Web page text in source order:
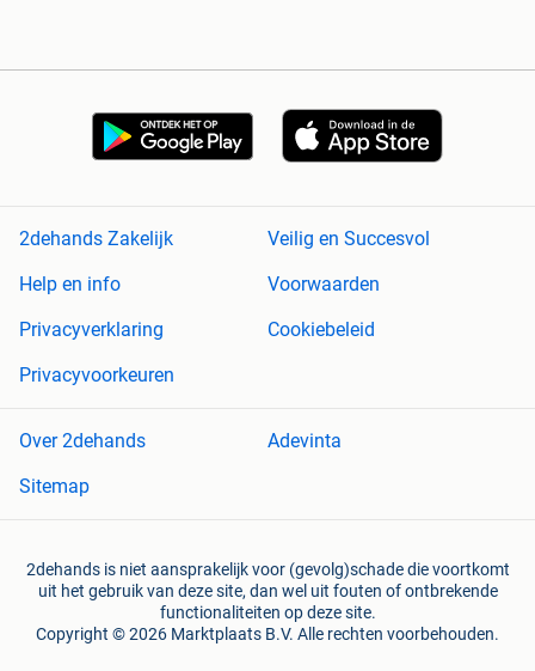
2dehands Zakelijk
Veilig en Succesvol
Help en info
Voorwaarden
Privacyverklaring
Cookiebeleid
Privacyvoorkeuren
Over 2dehands
Adevinta
Sitemap
2dehands is niet aansprakelijk voor (gevolg)schade die voortkomt
uit het gebruik van deze site, dan wel uit fouten of ontbrekende
functionaliteiten op deze site.
Copyright © 2026 Marktplaats B.V. Alle rechten voorbehouden.